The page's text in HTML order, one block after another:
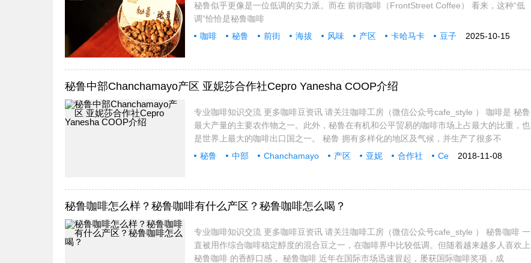
秘鲁似乎更像是一位低调的实力派。而在 前街咖啡（FrontStreet Coffee） 看来，这种“低
调”恰恰是秘鲁咖啡
2025-10-15
咖啡 秘鲁 前街 海拔 风味 产区 卡哈马卡
豆子
秘鲁中部Chanchamayo产区 亚妮莎合作社Cepro Yanesha COOP介绍
专业咖啡知识交流 更多咖啡豆资讯 请关注咖啡工房（微信公众号cafe_style ） 咖啡是 秘鲁
最大产量的主要农作物之一。此外，秘鲁在有机和公平贸易的咖啡市场上占最大的比重，也
是世界上最大的咖啡出口国之一。 秘鲁 拥有多样化的地区及气候，并生产了很多不
2018-11-08
秘鲁 中部 Chanchamayo 产区 亚妮 合作社 Ce
秘鲁咖啡怎么样？秘鲁咖啡有什么产区？秘鲁咖啡怎么喝？
专业咖啡知识交流 更多咖啡豆资讯 请关注咖啡工房（微信公众号cafe_style ） 秘鲁咖啡 一
直被用作综合咖啡稳定醇度的混合豆之一，在咖啡界中比较低调。但随着越来越多人喜欢上
秘鲁咖啡 的香醇口感， 秘鲁咖啡 近年在国际市场迅速冒起，屡获国际咖啡奖项，成